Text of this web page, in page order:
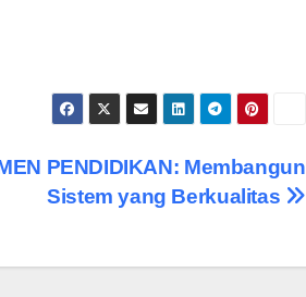
PENDIDIKAN: Membangun
Sistem yang Berkualitas